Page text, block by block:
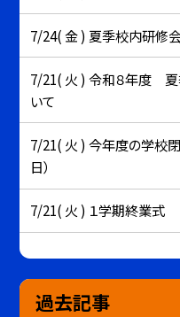
7/24( 金 ) 夏季校内研修会
7/21( 火 ) 令和８年度
いて
7/21( 火 ) 今年度の学校閉
日）
7/21( 火 ) １学期終業式
過去記事